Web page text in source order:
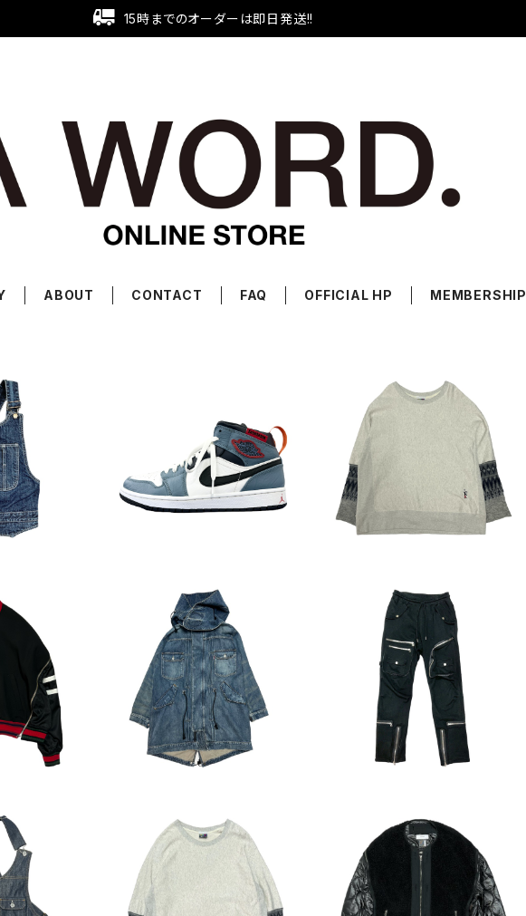
15時までのオーダーは即日発送!!
ABOUT CONTACT FAQ OFFICIAL HP MEMBERSHIP
ッタズム 1
スト
NIKE x FACETASM FEAR
LESS AIR JORDAN 1 MID
¥25,300
SOLD OUT
FACETASM ARM KNIT S
FACETASM x LEVIS Den
im Coat
¥48,400
SOLD OUT
FACETASM Zip Detail S
weat Pants
¥16,500
SOLD OUT
Den
FACETASM Nordic Slee
ve Pullover Sweat
SOLD OUT
FACETASM 22AW ドッキ
ングライナージャケット
SOLD OUT